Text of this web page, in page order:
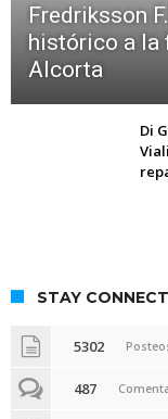
Fredriksson
histórico a la
Alcorta
Di
STAY
5302
487